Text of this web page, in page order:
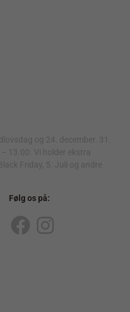
og 24. december. 31.
13.00. Vi holder ekstra
Friday, 5. Juli og andre
Følg os på:
F
I